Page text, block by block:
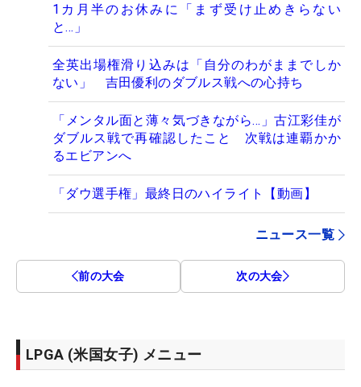
1カ月半のお休みに「まず受け止めきらない
と…」
全英出場権滑り込みは「自分のわがままでしか
ない」 吉田優利のダブルス戦への心持ち
「メンタル面と薄々気づきながら…」古江彩佳が
ダブルス戦で再確認したこと 次戦は連覇かか
るエビアンへ
「ダウ選手権」最終日のハイライト【動画】
ニュース一覧
前の大会 次の大会
LPGA (米国女子) メニュー